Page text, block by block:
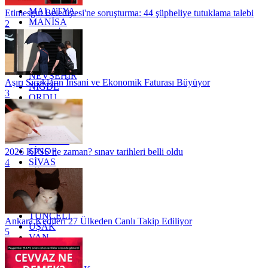
MALATYA
MANİSA
MARDİN
MERSİN
MUĞLA
MUŞ
NEVŞEHİR
NİĞDE
ORDU
OSMANİYE
RİZE
SAKARYA
SAMSUN
SİNOP
SİVAS
SİİRT
TEKİRDAĞ
TOKAT
TRABZON
TUNCELİ
UŞAK
VAN
YALOVA
YOZGAT
Etimesgut Belediyesi'ne soruşturma: 44 şüpheliye tutuklama talebi
2
Aşırı Sıcakların İnsani ve Ekonomik Faturası Büyüyor
3
2026 KPSS ne zaman? sınav tarihleri belli oldu
4
Ankara Kedileri 27 Ülkeden Canlı Takip Ediliyor
5